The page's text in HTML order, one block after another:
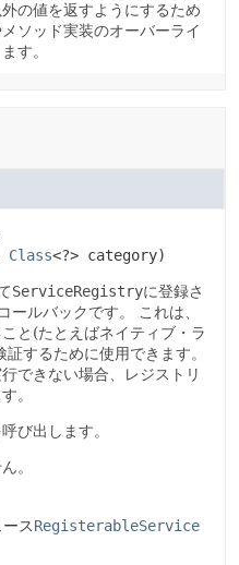
外の値を返すようにするため
ソッド実装のオーバーライ
す。
Class<?> category)
ServiceRegistryに登録さ
ールバックです。
これは、
と(たとえばネイティブ・ラ
するために使用できます。
できない場合、レジストリ
。
び出します。
。
ースRegisterableService